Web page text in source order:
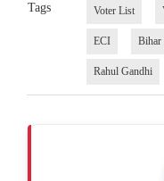
Tags Voter List
ECI Bihar
Rahul Gandhi